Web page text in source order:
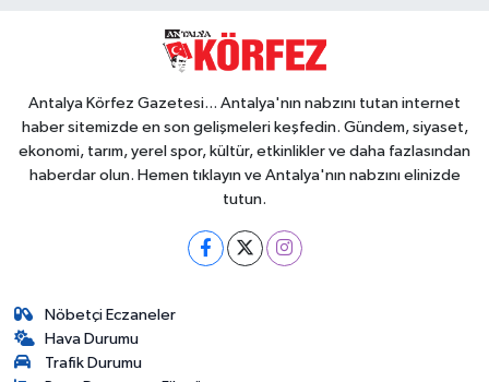
Antalya Körfez Gazetesi... Antalya'nın nabzını tutan internet
haber sitemizde en son gelişmeleri keşfedin. Gündem, siyaset,
ekonomi, tarım, yerel spor, kültür, etkinlikler ve daha fazlasından
haberdar olun. Hemen tıklayın ve Antalya'nın nabzını elinizde
tutun.
Nöbetçi Eczaneler
Hava Durumu
Trafik Durumu